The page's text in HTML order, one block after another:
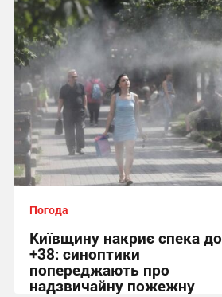
08:06 сьогодні
Погода
Київщину накриє спека до
+38: синоптики
попереджають про
надзвичайну пожежну